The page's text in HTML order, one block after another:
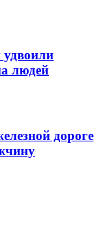
людей
дороге